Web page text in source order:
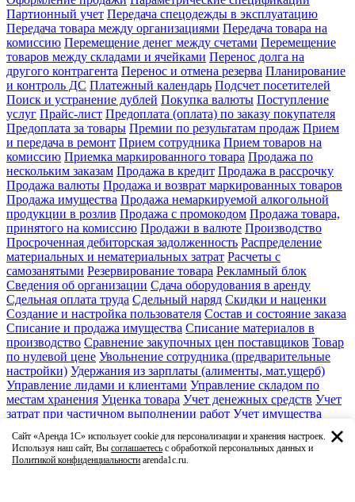
Партионный учет Передача спецодежды в эксплуатацию
Передача товара между организациями Передача товара на
комиссию Перемещение денег между счетами Перемещение
товаров между складами и ячейками Перенос долга на
другого контрагента Перенос и отмена резерва Планирование
и контроль ДС Платежный календарь Подсчет посетителей
Поиск и устранение дублей Покупка валюты Поступление
услуг Прайс-лист Предоплата (оплата) по заказу покупателя
Предоплата за товары Премии по результатам продаж Прием
и передача в ремонт Прием сотрудника Прием товаров на
комиссию Приемка маркированного товара Продажа по
нескольким заказам Продажа в кредит Продажа в рассрочку
Продажа валюты Продажа и возврат маркированных товаров
Продажа имущества Продажа немаркируемой алкогольной
продукции в розлив Продажа с промокодом Продажа товара,
принятого на комиссию Продажи в валюте Производство
Просроченная дебиторская задолженность Распределение
материальных и нематериальных затрат Расчеты с
самозанятыми Резервирование товара Рекламный блок
Сведения об организации Сдача оборудования в аренду
Сдельная оплата труда Сдельный наряд Скидки и наценки
Создание и настройка пользователя Состав и состояние заказа
Списание и продажа имущества Списание материалов в
производство Сравнение закупочных цен поставщиков Товар
по нулевой цене Увольнение сотрудника (предварительные
настройки) Удержания из зарплаты (алименты, мат.ущерб)
Управление лидами и клиентами Управление складом по
местам хранения Уценка товара Учет денежных средств Учет
затрат при частичном выполнении работ Учет имущества
спецодежды Учет товара в единицах и в упаковках Учет
товаров по характеристикам Факсимиле и подписи
Сайт «Аренда 1С» использует cookie для персонализации и хранения настроек.
Используя наш сайт, Вы соглашаетесь с обработкой персональных данных и
Политикой конфиденциальности arenda1c.ru.